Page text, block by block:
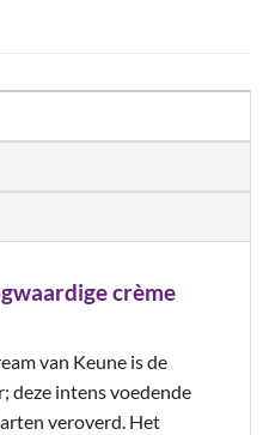
crème
van Keune is de
deze intens voedende
veroverd. Het